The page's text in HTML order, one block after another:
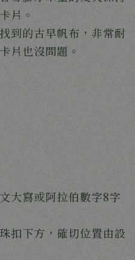
片。
到的古早帆布，非常耐
片也沒問題。
大寫或阿拉伯數字8字
扣下方，確切位置由設